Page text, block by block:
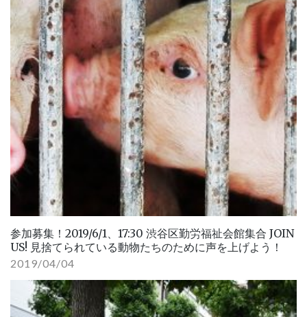
参加募集！2019/6/1、17:30 渋谷区勤労福祉会館集合 JOIN
US! 見捨てられている動物たちのために声を上げよう！
2019/04/04